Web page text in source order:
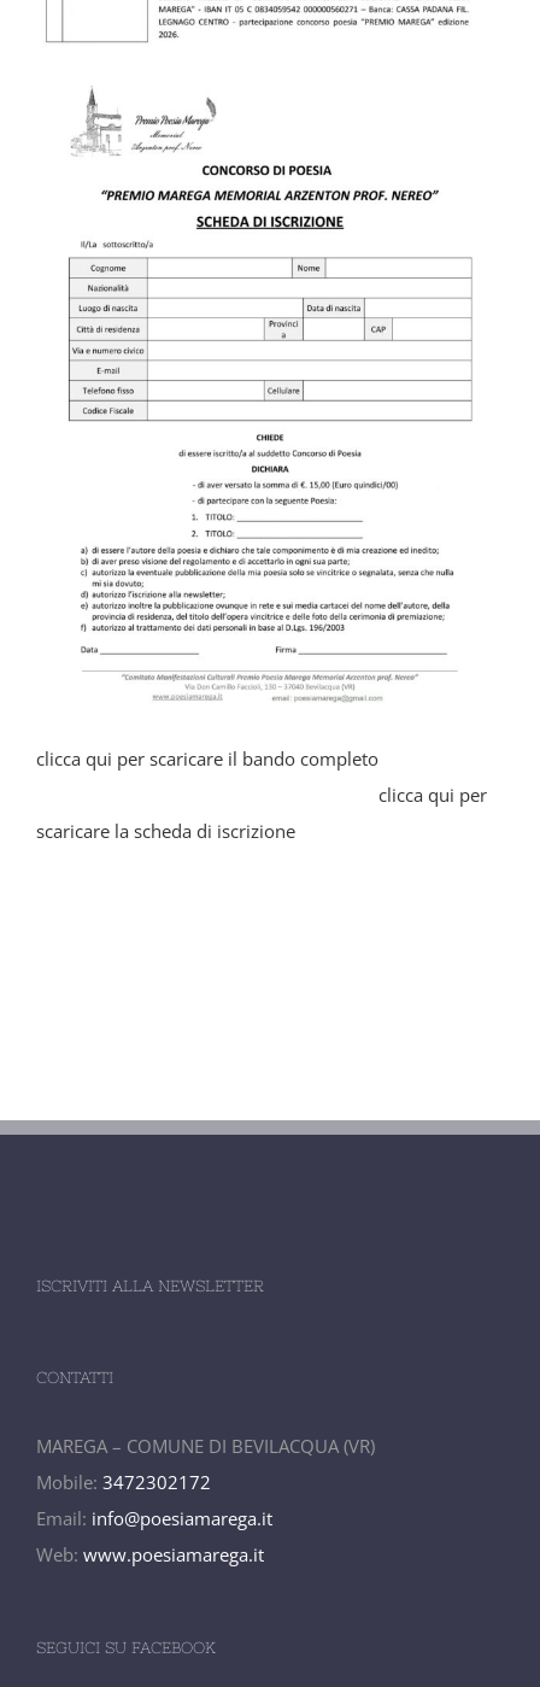
clicca qui per scaricare il bando completo
clicca qui per
scaricare la scheda di iscrizione
ISCRIVITI ALLA NEWSLETTER
CONTATTI
MAREGA – COMUNE DI BEVILACQUA (VR)
Mobile: 3472302172
Email: info@poesiamarega.it
Web: www.poesiamarega.it
SEGUICI SU FACEBOOK